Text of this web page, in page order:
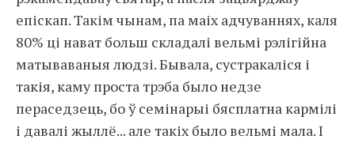
епіскап. Такім чынам, па маіх адчуваннях, каля
80% ці нават больш складалі вельмі рэлігійна
матываваныя людзі. Бывала, сустракаліся і
такія, каму проста трэба было недзе
пераседзець, бо ў семінарыі бясплатна кармілі
і давалі жыллё... але такіх было вельмі мала. І